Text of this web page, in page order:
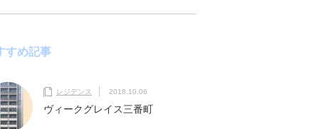
すめ記事
レジデンス 2018.10.06
ヴィークグレイス三番町